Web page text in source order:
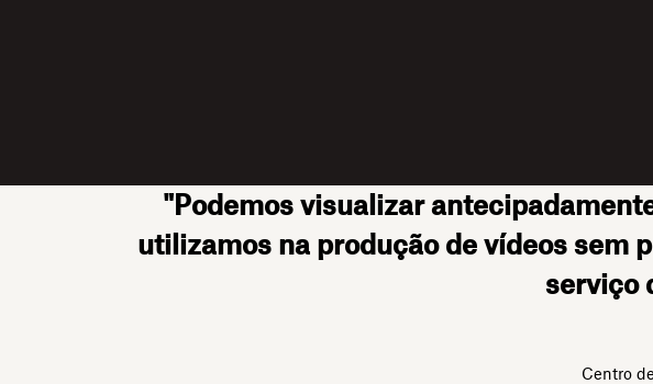
"Podemos visualizar
utilizamos na produção de vídeos sem
serviço
Centro